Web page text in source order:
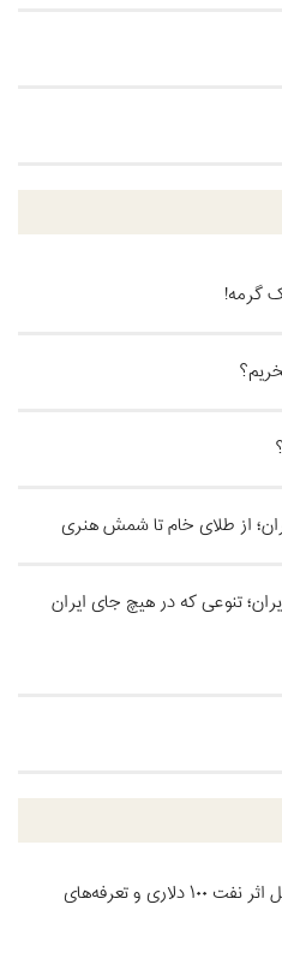
گرمه!
از طلای خام تا شمش هنری
تنوعی که در هیچ جای ایران
طلا یک گام به عقب برداشت | تحلیل اثر نفت ۱۰۰ دلاری و تعرفه‌های